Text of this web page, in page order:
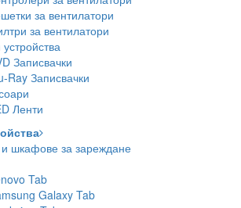
за вентилатори
за вентилатори
Записвачки
Ray Записвачки
Ленти
и шкафове за зареждане
Tab
Galaxy Tab